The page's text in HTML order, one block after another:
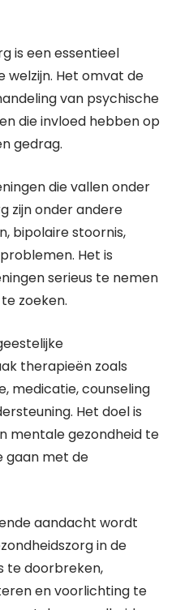
is een essentieel
welzijn. Het omvat de
van psychische
die invloed hebben op
gedrag.
die vallen onder
zijn onder andere
bipolaire stoornis,
Het is
serieus te nemen
zoeken.
therapieën zoals
medicatie, counseling
Het doel is
mentale gezondheid te
gaan met de
aandacht wordt
in de
te doorbreken,
en voorlichting te